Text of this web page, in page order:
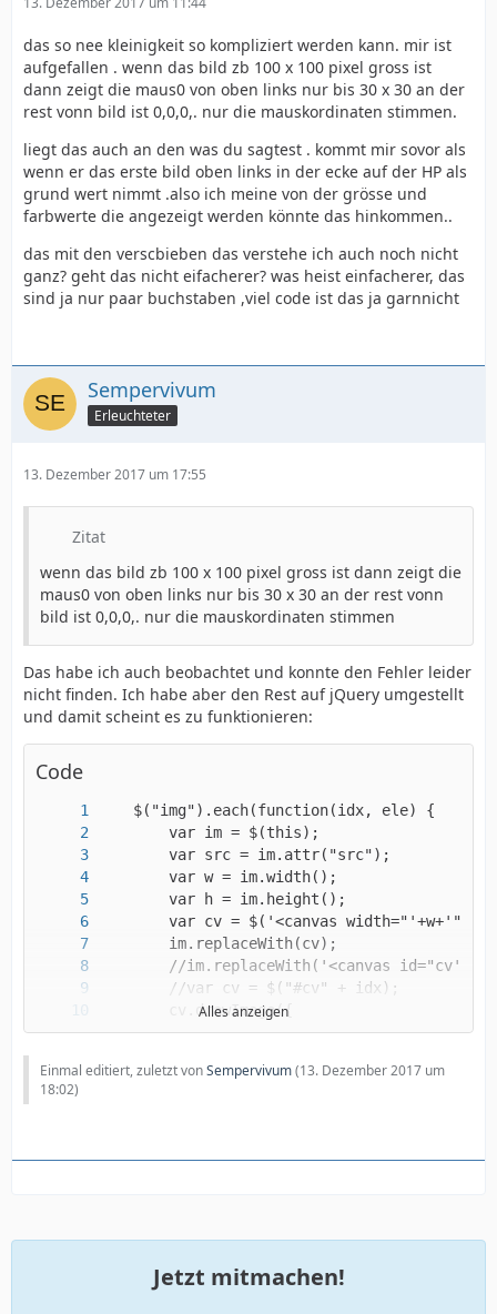
das so nee kleinigkeit so kompliziert werden kann. mir ist
aufgefallen . wenn das bild zb 100 x 100 pixel gross ist
dann zeigt die maus0 von oben links nur bis 30 x 30 an der
rest vonn bild ist 0,0,0,. nur die mauskordinaten stimmen.
liegt das auch an den was du sagtest . kommt mir sovor als
wenn er das erste bild oben links in der ecke auf der HP als
grund wert nimmt .also ich meine von der grösse und
farbwerte die angezeigt werden könnte das hinkommen..
das mit den verscbieben das verstehe ich auch noch nicht
ganz? geht das nicht eifacherer? was heist einfacherer, das
sind ja nur paar buchstaben ,viel code ist das ja garnnicht
Sempervivum
Erleuchteter
13. Dezember 2017 um 17:55
Zitat
wenn das bild zb 100 x 100 pixel gross ist dann zeigt die
maus0 von oben links nur bis 30 x 30 an der rest vonn
bild ist 0,0,0,. nur die mauskordinaten stimmen
Das habe ich auch beobachtet und konnte den Fehler leider
nicht finden. Ich habe aber den Rest auf jQuery umgestellt
und damit scheint es zu funktionieren:
Code
Alles anzeigen
Einmal editiert, zuletzt vonSempervivum(13. Dezember 2017 um
18:02)
Jetzt mitmachen!